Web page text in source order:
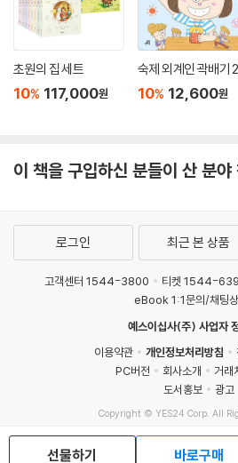
초원의 집 세트
10% 117,000원
숙제 외계인 곽배기 2
10% 12,600원
이 책을 구입하신 분들이 산 분야
선물하기 바로구매
로그인 최근 본 상품
고객센터 1544-3800 티켓 1544-
eBook 1:1문의/채팅
예스이십사(주) 사업자
이용약관
개인정보처리방침
PC버전
회사소개
거래
도서홍보
광고
Copyright © YES24 Corp. All